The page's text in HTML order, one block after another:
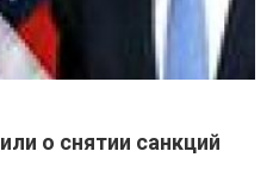
о снятии санкций